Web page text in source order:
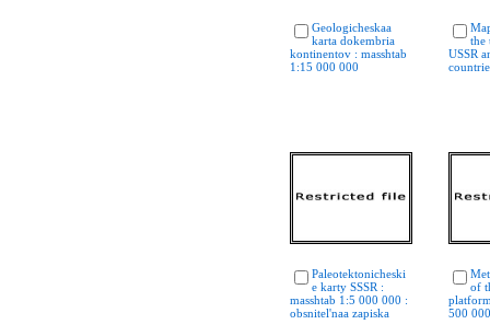
Geologicheskaa
karta dokembria
kontinentov : masshtab
1:15 000 000
the
USSR
Paleotektonicheski
e karty SSSR :
masshtab 1:5 000 000 :
obsnitel'naa zapiska
of
500